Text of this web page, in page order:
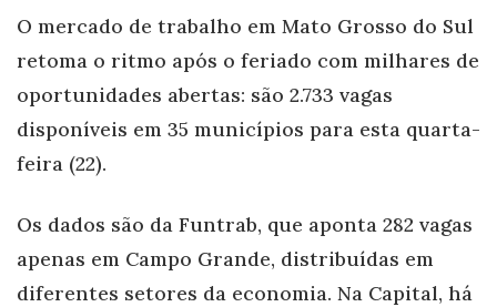
O mercado de trabalho em Mato Grosso do Sul
retoma o ritmo após o feriado com milhares de
oportunidades abertas: são 2.733 vagas
disponíveis em 35 municípios para esta quarta-
feira (22).
Os dados são da Funtrab, que aponta 282 vagas
apenas em Campo Grande, distribuídas em
diferentes setores da economia. Na Capital, há